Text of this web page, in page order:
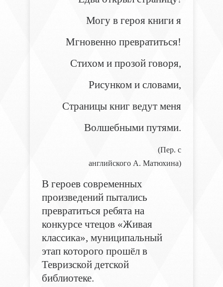
Могу в героя книги я
Мгновенно превратиться!
Стихом и прозой говоря,
Рисунком и словами,
Страницы книг ведут меня
Волшебными путями.
(Пер. с
английского А. Матюхина)
В героев современных
произведений пытались
превратиться ребята на
конкурсе чтецов «Живая
классика», муниципальный
этап которого прошёл в
Тевризской детской
библиотеке.